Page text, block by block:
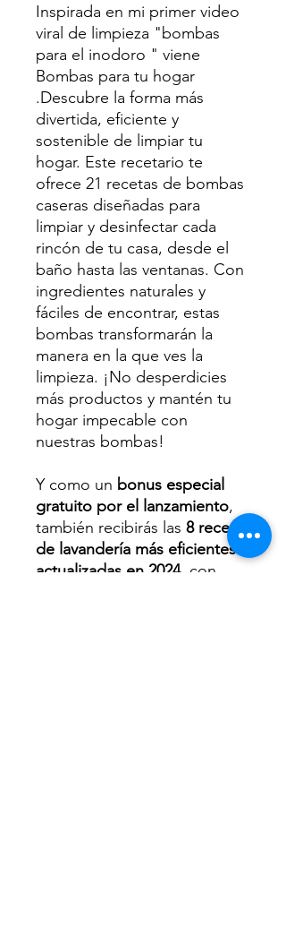
Inspirada en mi primer video
viral de limpieza "bombas
para el inodoro " viene
Bombas para tu hogar
.Descubre la forma más
divertida, eficiente y
sostenible de limpiar tu
hogar. Este recetario te
ofrece 21 recetas de bombas
caseras diseñadas para
limpiar y desinfectar cada
rincón de tu casa, desde el
baño hasta las ventanas. Con
ingredientes naturales y
fáciles de encontrar, estas
bombas transformarán la
manera en la que ves la
limpieza. ¡No desperdicies
más productos y mantén tu
hogar impecable con
nuestras bombas!
Y como un bonus especial
gratuito por el lanzamiento,
también recibirás las 8 recetas
de lavandería más eficientes
actualizadas en 2024, con